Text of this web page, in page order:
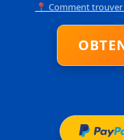
📍 Comment trouver